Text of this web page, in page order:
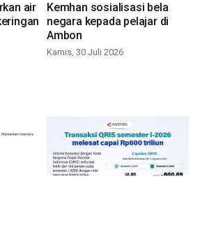
air
Kemhan sosialisasi bela
negara kepada pelajar di
Ambon
Kamis, 30 Juli 2026